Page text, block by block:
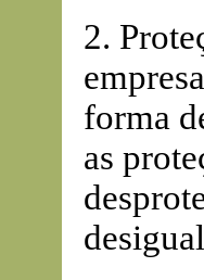
2.
forma
as